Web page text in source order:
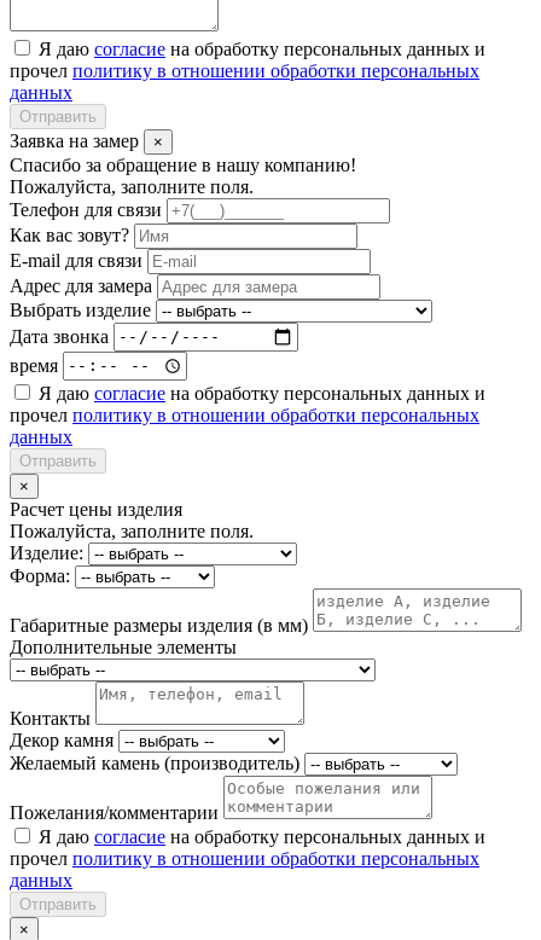
Я даю согласие на обработку персональных данных и
прочел политику в отношении обработки персональных
данных
Отправить
Заявка на замер ×
Спасибо за обращение в нашу компанию!
Пожалуйста, заполните поля.
Телефон для связи
Как вас зовут?
E-mail для связи
Адрес для замера
Выбрать изделие
Дата звонка
время
Я даю согласие на обработку персональных данных и
прочел политику в отношении обработки персональных
данных
Отправить
×
Расчет цены изделия
Пожалуйста, заполните поля.
Изделие:
Форма:
Габаритные размеры изделия (в мм)
Дополнительные элементы
Контакты
Декор камня
Желаемый камень (производитель)
Пожелания/комментарии
Я даю согласие на обработку персональных данных и
прочел политику в отношении обработки персональных
данных
Отправить
×